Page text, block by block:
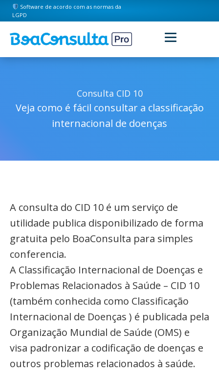
Software de acordo com as normas da
LGPD
Consulta CID 10
Veja como é fácil consultar a classificação
internacional de doenças
A consulta do CID 10 é um serviço de
utilidade publica disponibilizado de forma
gratuita pelo BoaConsulta para simples
conferencia.
A Classificação Internacional de Doenças e
Problemas Relacionados à Saúde – CID 10
(também conhecida como Classificação
Internacional de Doenças ) é publicada pela
Organização Mundial de Saúde (OMS) e
visa padronizar a codificação de doenças e
outros problemas relacionados à saúde.